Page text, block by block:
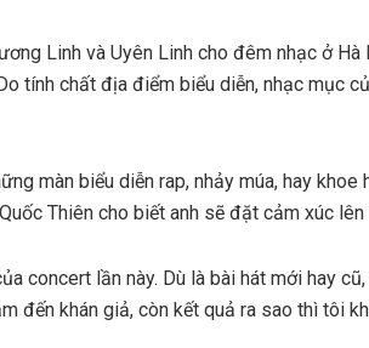
Linh và Uyên Linh cho đêm nhạc ở Hà
tính chất địa điểm biểu diễn, nhạc mục
màn biểu diễn rap, nhảy múa, hay
Thiên cho biết anh sẽ đặt cảm xúc lên
concert lần này. Dù là bài hát mới hay
đến khán giả, còn kết quả ra sao thì tôi